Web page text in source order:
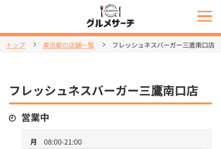
トップ 東京都の店舗一覧 フレッシュネスバーガー三鷹南口店
フレッシュネスバーガー三鷹南口店
営業中
月
08:00-21:00